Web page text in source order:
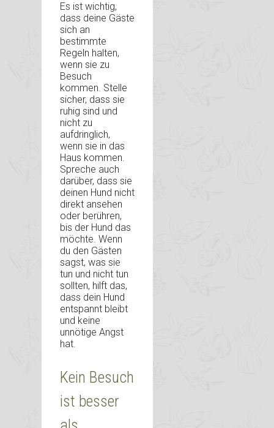
Es ist wichtig,
dass deine Gäste
sich an
bestimmte
Regeln halten,
wenn sie zu
Besuch
kommen. Stelle
sicher, dass sie
ruhig sind und
nicht zu
aufdringlich,
wenn sie in das
Haus kommen.
Spreche auch
darüber, dass sie
deinen Hund nicht
direkt ansehen
oder berühren,
bis der Hund das
möchte. Wenn
du den Gästen
sagst, was sie
tun und nicht tun
sollten, hilft das,
dass dein Hund
entspannt bleibt
und keine
unnötige Angst
hat.
Kein Besuch
ist besser